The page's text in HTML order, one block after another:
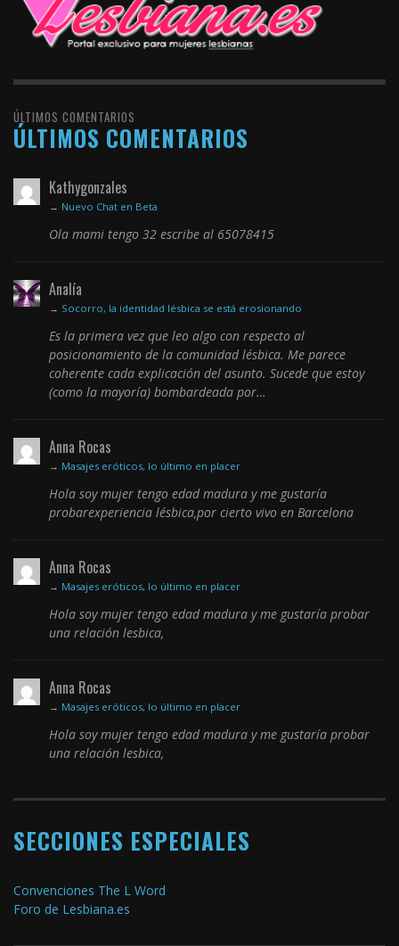
ÚLTIMOS COMENTARIOS
ÚLTIMOS COMENTARIOS
Kathygonzales
→ Nuevo Chat en Beta
Ola mami tengo 32 escribe al 65078415
Analía
→ Socorro, la identidad lésbica se está erosionando
Es la primera vez que leo algo con respecto al
posicionamiento de la comunidad lésbica. Me parece
coherente cada explicación del asunto. Sucede que estoy
(como la mayoría) bombardeada por…
Anna Rocas
→ Masajes eróticos, lo último en placer
Hola soy mujer tengo edad madura y me gustaría
probarexperiencia lésbica,por cierto vivo en Barcelona
Anna Rocas
→ Masajes eróticos, lo último en placer
Hola soy mujer tengo edad madura y me gustaría probar
una relación lesbica,
Anna Rocas
→ Masajes eróticos, lo último en placer
Hola soy mujer tengo edad madura y me gustaría probar
una relación lesbica,
SECCIONES ESPECIALES
Convenciones The L Word
Foro de Lesbiana.es